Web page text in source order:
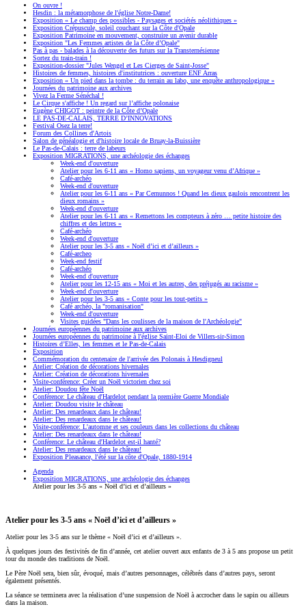
On ouvre !
Hesdin : la métamorphose de l'église Notre-Dame!
Exposition « Le champ des possibles - Paysages et sociétés néolithiques »
Exposition Crépuscule, soleil couchant sur la Côte d'Opale
Exposition Patrimoine en mouvement, construire un avenir durable
Exposition "Les Femmes artistes de la Côte d’Opale"
Pas à pas - balades à la découverte des futurs sur la Transternésienne
Sortez du train-train !
Exposition-dossier "Jules Wengel et Les Cierges de Saint-Josse"
Histoires de femmes, histoires d'institutrices : ouverture ENF Arras
Exposition « Un pied dans la tombe : du terrain au labo, une enquête anthropologique »
Journées du patrimoine aux archives
Vivez la Ferme Sénéchal !
Le Cirque s'affiche ! Un regard sur l’affiche polonaise
Eugène CHIGOT : peintre de la Côte d’Opale
LE PAS-DE-CALAIS, TERRE D’INNOVATIONS
Festival Osez la terre!
Forum des Collines d'Artois
Salon de généalogie et d'histoire locale de Bruay-la-Buissière
Le Pas-de-Calais : terre de labeurs
Exposition MIGRATIONS, une archéologie des échanges
Week-end d'ouverture
Atelier pour les 6-11 ans « Homo sapiens, un voyageur venu d’Afrique »
Café-archéo
Week-end d'ouverture
Atelier pour les 6-11 ans « Par Cernunnos ! Quand les dieux gaulois rencontrent les
dieux romains »
Week-end d'ouverture
Atelier pour les 6-11 ans « Remettons les compteurs à zéro … petite histoire des
chiffres et des lettres »
Café-archéo
Week-end d'ouverture
Atelier pour les 3-5 ans « Noël d’ici et d’ailleurs »
Café-archeo
Week-end festif
Café-archéo
Week-end d'ouverture
Atelier pour les 12-15 ans « Moi et les autres, des préjugés au racisme »
Week-end d'ouverture
Atelier pour les 3-5 ans « Conte pour les tout-petits »
Café archéo, la "romanisation"
Week-end d'ouverture
Visites guidées "Dans les coulisses de la maison de l'Archéologie"
Journées européennes du patrimoine aux archives
Journées européennes du patrimoine à l'église Saint-Eloi de Villers-sir-Simon
Histoires d’Elles, les femmes et le Pas-de-Calais
Exposition
Commémoration du centenaire de l'arrivée des Polonais à Hesdigneul
Atelier: Création de décorations hivernales
Atelier: Création de décorations hivernales
Visite-conférence: Créer un Noël victorien chez soi
Atelier: Doudou fête Noël
Conférence: Le château d'Hardelot pendant la première Guerre Mondiale
Atelier: Doudou visite le château
Atelier: Des renardeaux dans le château!
Atelier: Des renardeaux dans le château!
Visite-conférence: L'automne et ses couleurs dans les collections du château
Atelier: Des renardeaux dans le château!
Conférence: Le château d'Hardelot est-il hanté?
Atelier: Des renardeaux dans le château!
Exposition Pleasance, l'été sur la côte d'Opale, 1880-1914
Agenda
Exposition MIGRATIONS, une archéologie des échanges
Atelier pour les 3-5 ans « Noël d’ici et d’ailleurs »
Atelier pour les 3-5 ans « Noël d’ici et d’ailleurs »
Atelier pour les 3-5 ans sur le thème « Noël d’ici et d’ailleurs ».
À quelques jours des festivités de fin d’année, cet atelier ouvert aux enfants de 3 à 5 ans propose un petit
tour du monde des traditions de Noël.
Le Père Noël sera, bien sûr, évoqué, mais d’autres personnages, célébrés dans d’autres pays, seront
également présentés.
La séance se terminera avec la réalisation d’une suspension de Noël à accrocher dans le sapin ou ailleurs
dans la maison.